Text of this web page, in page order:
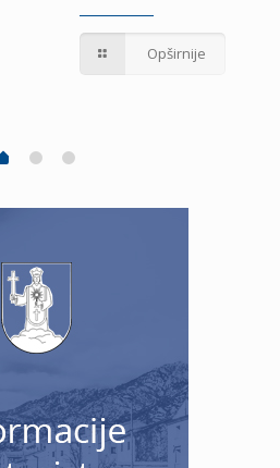
Opširnije